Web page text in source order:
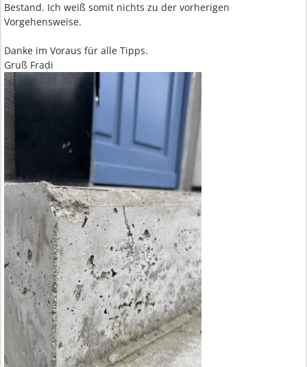
Bestand. Ich weiß somit nichts zu der vorherigen
Vorgehensweise.
Danke im Voraus für alle Tipps.
Gruß Fradi